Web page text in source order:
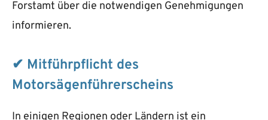
Forstamt über die notwendigen Genehmigungen
informieren.
✔ Mitführpflicht des
Motorsägenführerscheins
In einigen Regionen oder Ländern ist ein